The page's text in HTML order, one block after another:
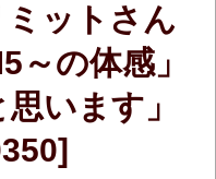
ミットさん
～の体感」
います」